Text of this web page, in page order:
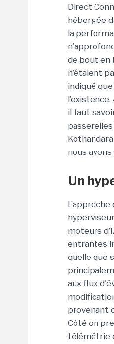
Direct
hébergée
la
de bout en
n’étaient
indiqué
il faut
nous avons
Un
moteurs
entrantes
quelle que
aux flux
provenant
Côté on
télémétrie